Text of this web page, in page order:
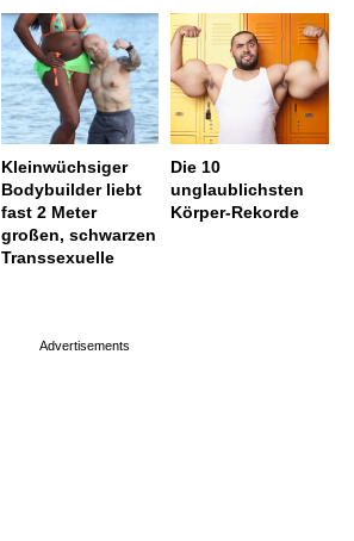
Kleinwüchsiger
Bodybuilder liebt
fast 2 Meter
großen, schwarzen
Transsexuelle
Die 10
unglaublichsten
Körper-Rekorde